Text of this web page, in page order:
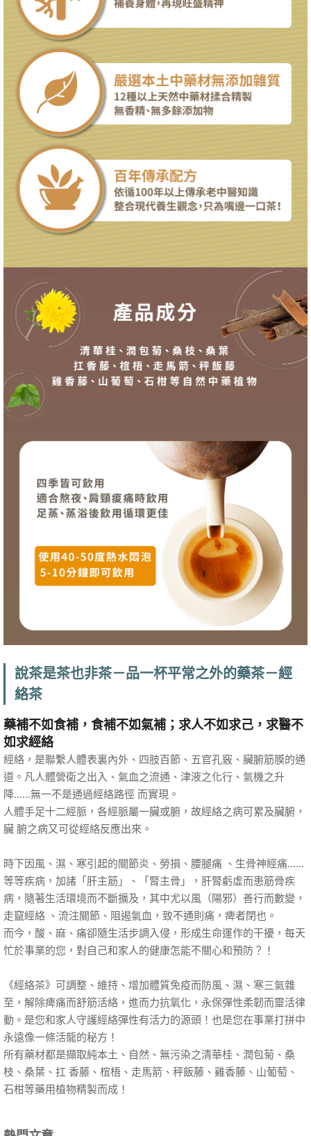
說茶是茶也非茶－品一杯平常之外的藥茶－經
絡茶
藥補不如食補，食補不如氣補；求人不如求己，求醫不
如求經絡
經絡，是聯繫人體表裏內外、四肢百節、五官孔竅、臟腑筋膜的通
道。凡人體營衛之出入、氣血之流通、津液之化行、氣機之升
降......無一不是通過經絡路徑 而實現。
人體手足十二經脈，各經脈屬一臟或腑，故經絡之病可累及臟腑，
臟 腑之病又可從經絡反應出來。
時下因風、濕、寒引起的關節炎、勞損、腰腿痛 、生骨神經痛......
等等疾病，加諸「肝主筋」、「腎主骨」，肝腎虧虛而患筋骨疾
病，隨著生活環境而不斷擴及，其中尤以風（陽邪）善行而數變，
走竄經絡 、流注關節、阻遏氣血，致不通則痛，痺者閉也。
而今，酸、麻、痛卻隨生活步調入侵，形成生命運作的干擾，每天
忙於事業的您，對自己和家人的健康怎能不關心和預防？！
《經絡茶》可調整、維持、增加體質免疫而防風、濕、寒三氣雜
至，解除痺痛而舒筋活絡，進而力抗氧化，永保彈性柔韌而靈活律
動。是您和家人守護經絡彈性有活力的源頭！也是您在事業打拼中
永遠像一條活龍的秘方！
所有藥材都是擷取純本土、自然、無污染之清華桂、潤包菊、桑
枝、桑葉、扛 香藤、椬梧、走馬箭、秤飯藤、雞香藤、山葡萄、
石柑等藥用植物精製而成！